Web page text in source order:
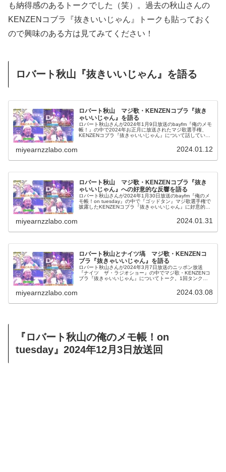
も納得感のあるトークでした（笑）。過去の秋山さんの
KENZENコブラ『抜きいいじゃん』トークも貼っておく
ので興味のある方は見てみてください！
ロバート秋山『抜きいいじゃん』を語る
ロバート秋山 マジ歌・KENZENコブラ『抜き
ゃいいじゃん』を語る
ロバート秋山さんが2024年1月9日放送のbayfm『俺のメモ
帳！』の中で2024年お正月に放送されたマジ歌選手権、
KENZENコブラ『抜きゃいいじゃん』について話していま
miyearnzzlabo.com 2024.01.12
ロバート秋山 マジ歌・KENZENコブラ『抜き
ゃいいじゃん』への好意的な反響を語る
ロバート秋山さんが2024年1月30日放送のbayfm『俺のメ
モ帳！on tuesday』の中で『ゴッドタン』マジ歌選手権で
披露したKENZENコブラ『抜きゃいいじゃん』に好意的な
miyearnzzlabo.com 2024.01.31
ロバート秋山とナイツ塙 マジ歌・KENZENコ
ブラ『抜きゃいいじゃん』を語る
ロバート秋山さんが2024年3月7日放送のニッポン放送
『ナイツ ザ・ラジオショー』の中でマジ歌・KENZENコ
ブラ『抜きゃいいじゃん』についてトーク。1回タンクを
miyearnzzlabo.com 2024.03.08
『ロバート秋山の俺のメモ帳！on
tuesday』2024年12月3日放送回